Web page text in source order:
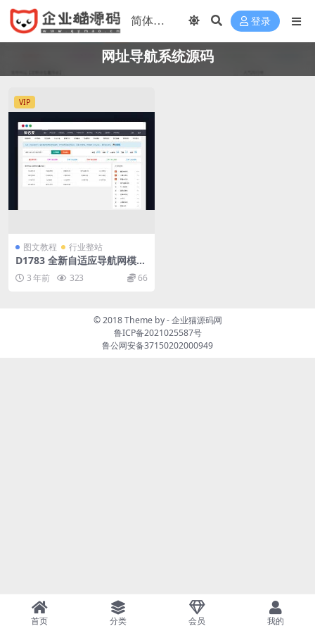
登录
网址导航系统源码
VIP
图文教程 行业整站
D1783 全新自适应导航网模板
导航网系统源码 网址导航系统
源码 网址目录网系统源码
3 年前 323 66
© 2018 Theme by -企业猫源码网
鲁ICP备2021025587号
鲁公网安备37150202000949
首页 分类 会员 我的